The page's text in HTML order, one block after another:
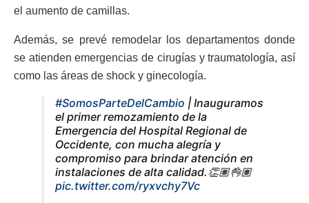
el aumento de camillas.
Además, se prevé remodelar los departamentos donde
se atienden emergencias de cirugías y traumatología, así
como las áreas de shock y ginecología.
#SomosParteDelCambio | Inauguramos
el primer remozamiento de la
Emergencia del Hospital Regional de
Occidente, con mucha alegría y
compromiso para brindar atención en
instalaciones de alta calidad.👏🏽👌🏽
pic.twitter.com/ryxvchy7Vc